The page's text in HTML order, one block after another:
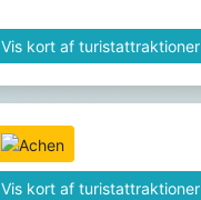
Vis kort af turistattraktioner
Vis kort af turistattraktioner